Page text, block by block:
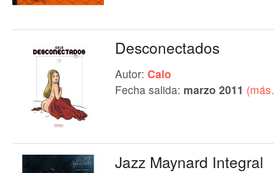
Desconectados
Autor: Calo
Fecha salida: marzo 2011
Jazz Maynard Integral